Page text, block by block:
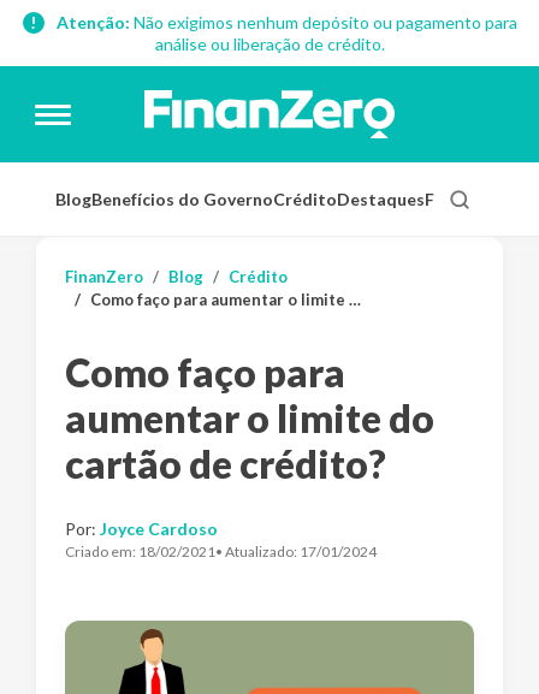
Atenção: Não exigimos nenhum depósito ou pagamento para
análise ou liberação de crédito.
BlogBenefícios do GovernoCréditoDestaquesFinanças
FinanZero Blog
Crédito
Como faço para aumentar o limite do cartão de crédito?
Como faço para
aumentar o limite do
cartão de crédito?
Por: Joyce Cardoso
Criado em: 18/02/2021• Atualizado: 17/01/2024